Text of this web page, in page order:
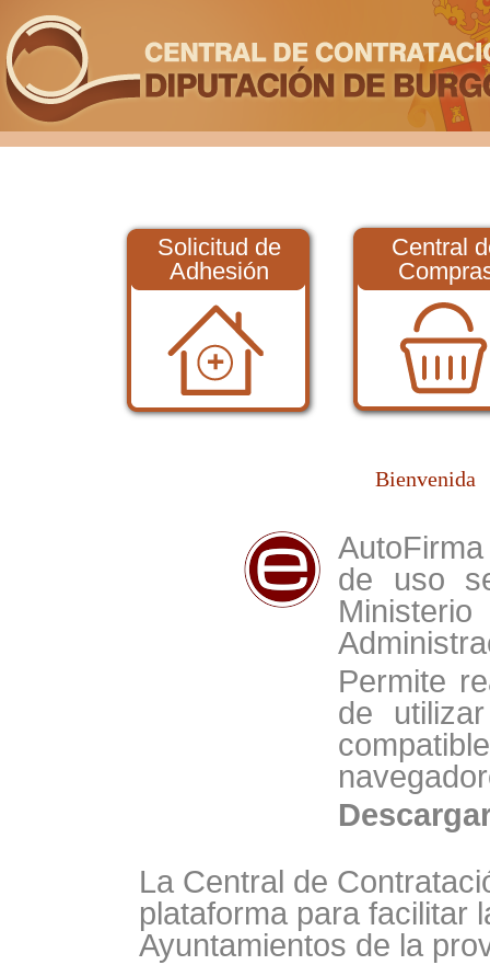
Solicitud de
Adhesión
Central
Bienvenida
de uso
Permite
de
La Central de
plataforma para facilitar
Ayuntamientos de la